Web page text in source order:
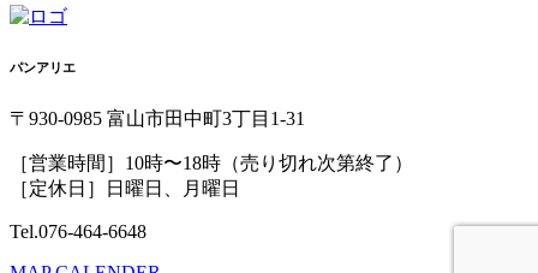
パンアリエ
〒930-0985 富山市田中町3丁目1-31
［営業時間］10時〜18時（売り切れ次第終了）
［定休日］日曜日、月曜日
Tel.076-464-6648